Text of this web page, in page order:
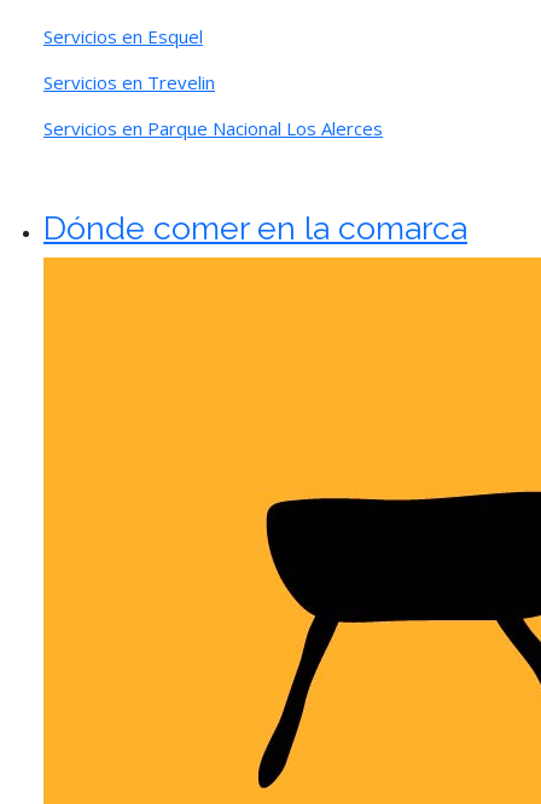
Servicios en Esquel
Servicios en Trevelin
Servicios en Parque Nacional Los Alerces
Dónde comer en la comarca